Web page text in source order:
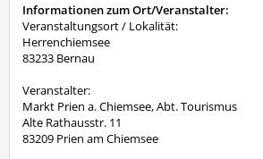
Informationen zum Ort/Veranstalter:
Veranstaltungsort / Lokalität:
Herrenchiemsee
83233 Bernau
Veranstalter:
Markt Prien a. Chiemsee, Abt. Tourismus
Alte Rathausstr. 11
83209 Prien am Chiemsee